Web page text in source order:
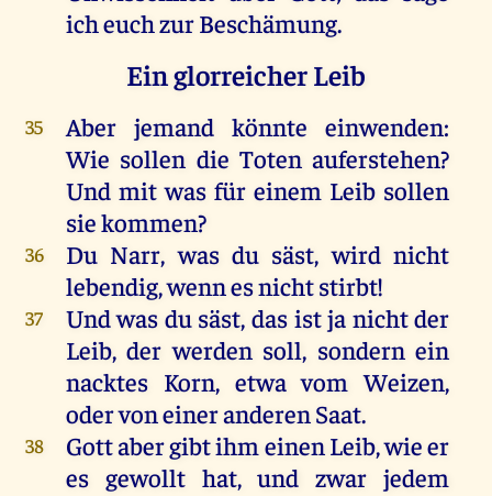
icheuchzurBeschämung.
Ein glorreicher Leib
35 Aber jemand könnte einwenden:
Wie sollen die Toten auferstehen?
Und mit was für einem Leib sollen
siekommen?
36 Du Narr,was du säst,wird nicht
lebendig,wennesnichtstirbt!
37 Undwas du säst, das istja nichtder
Leib,der werden soll, sondern ein
nacktes Korn, etwa vom Weizen,
odervoneineranderenSaat.
38 Gottabergibtihm einenLeib,wieer
es gewollt hat,und zwar jedem